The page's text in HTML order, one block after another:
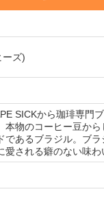
ーズ)
SICKから珈琲専門
物のコーヒー豆か
であるブラジル。ブ
愛される癖のない味